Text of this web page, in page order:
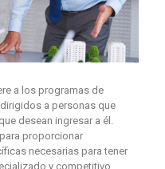
a los programas de
a personas que
desean ingresar a él.
proporcionar
necesarias para tener
y competitivo.